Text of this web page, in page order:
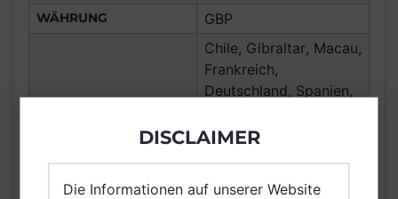
WÄHRUNG
GBP
Chile, Gibraltar, Macau,
Frankreich,
Deutschland, Spanien,
Vereinigtes Königreich
DISCLAIMER
Die Informationen auf unserer Website